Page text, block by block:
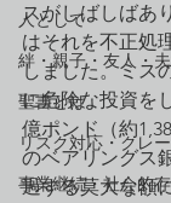
人として
絆・親子・友人・
聖書とは
リスク対応・クレ
事業継続・社会的
スがしばしばあ
はそれを不正処
しました。ミス
に危険な投資を
億ポンド（約
のベアリングス
過する莫大な額